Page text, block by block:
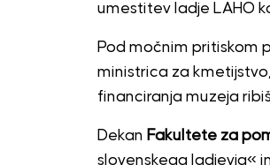
umestitev ladje LAHO
Pod močnim pritiskom
ministrica za
financiranja muzeja
Dekan Fakultete za
slovenskega ladjevja«